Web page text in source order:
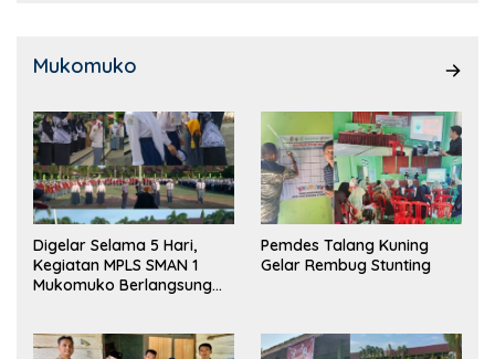
Mukomuko
Digelar Selama 5 Hari,
Kegiatan MPLS SMAN 1
Mukomuko Berlangsung
Pemdes Talang Kuning
Gelar Rembug Stunting